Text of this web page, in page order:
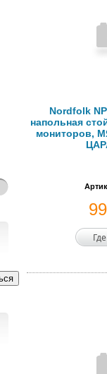
Nordfolk
напольная
мониторов,